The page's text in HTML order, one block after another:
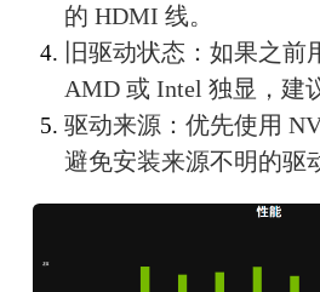
的 HDMI 线。
旧驱动状态：如果之前
AMD 或 Intel 独显，建
驱动来源：优先使用
避免安装来源不明的驱